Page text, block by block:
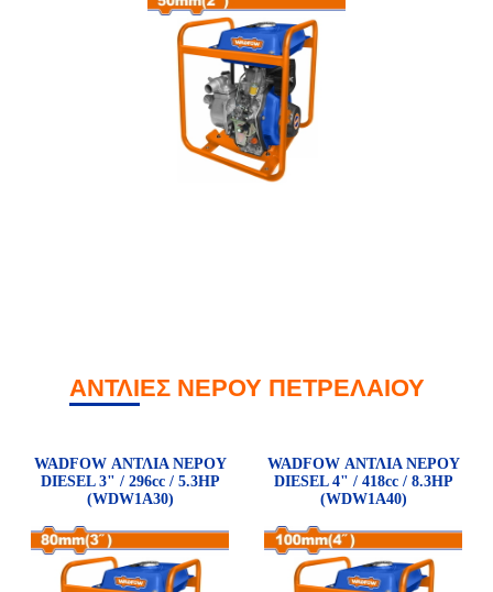
ΑΝΤΛΙΕΣ ΝΕΡΟΥ ΠΕΤΡΕΛΑΙΟΥ
WADFOW ΑΝΤΛΙΑ ΝΕΡΟΥ
DIESEL 3" / 296cc / 5.3HP
(WDW1A30)
WADFOW ΑΝΤΛΙΑ ΝΕΡΟΥ
DIESEL 4" / 418cc / 8.3HP
(WDW1A40)